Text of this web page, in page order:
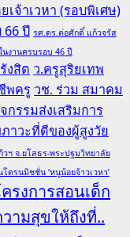
จ้าเวหา (รอบพิเศษ)
66 ปี รศ.ดร.ต่อศักดิ์ แก้วจรัส
นงานครบรอบ 46 ปี
งสิต ว.ครูสุริยเทพ
พครู วช. ร่วม สมาคม
กรรมส่งเสริมการ
าวะที่ดีของผู้สูงวัย
ฯ จ.ยโสธร-พระปฐมวิทยาลัย
ดรนมิชชั่น ‘หนูน้อยจ้าวเวหา’
งการสอนเด็ก
ามสุขให้ถึงที่..